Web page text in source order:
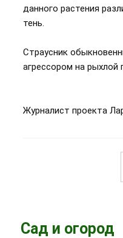
данного растения
тень.
Страусник
агрессором на рыхлой
Журналист проекта
Сад и огород